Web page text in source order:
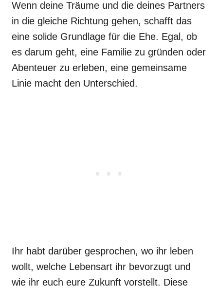
Wenn deine Träume und die deines Partners
in die gleiche Richtung gehen, schafft das
eine solide Grundlage für die Ehe. Egal, ob
es darum geht, eine Familie zu gründen oder
Abenteuer zu erleben, eine gemeinsame
Linie macht den Unterschied.
Ihr habt darüber gesprochen, wo ihr leben
wollt, welche Lebensart ihr bevorzugt und
wie ihr euch eure Zukunft vorstellt. Diese